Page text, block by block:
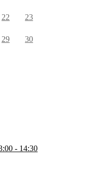
22 23
29 30
- 14:30